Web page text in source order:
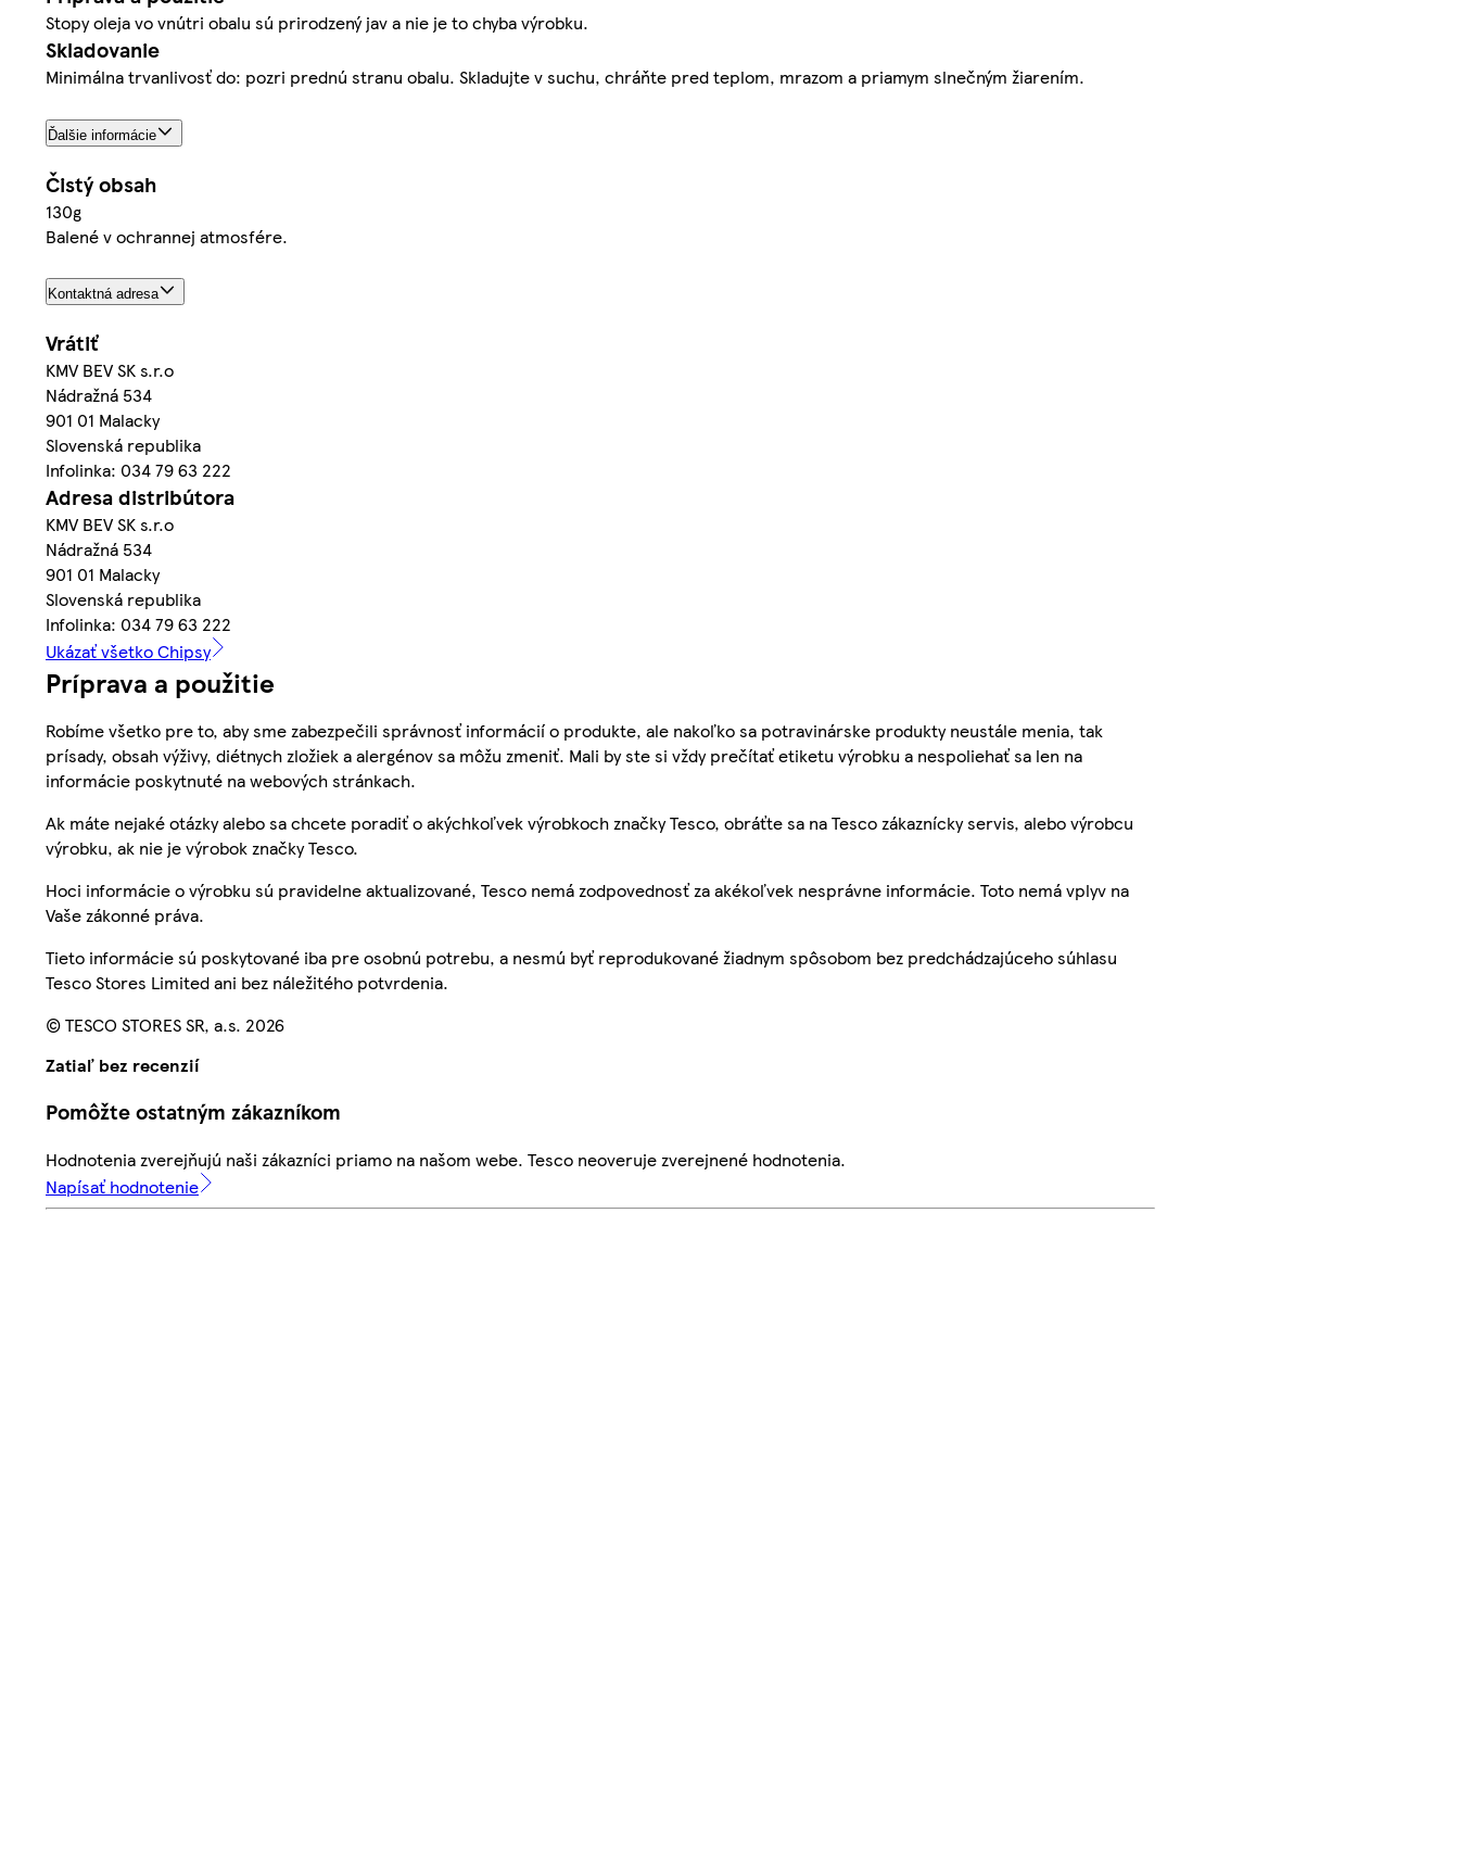
Stopy oleja vo vnútri obalu sú prirodzený jav a nie je to chyba výrobku.
Skladovanie
Minimálna trvanlivosť do: pozri prednú stranu obalu. Skladujte v suchu, chráňte pred teplom, mrazom a priamym slnečným žiarením.
Ďalšie informácie
Čistý obsah
130g
Balené v ochrannej atmosfére.
Kontaktná adresa
Vrátiť
KMV BEV SK s.r.o
Nádražná 534
901 01 Malacky
Slovenská republika
Infolinka: 034 79 63 222
Adresa distribútora
KMV BEV SK s.r.o
Nádražná 534
901 01 Malacky
Slovenská republika
Infolinka: 034 79 63 222
Ukázať všetko Chipsy
Príprava a použitie
Robíme všetko pre to, aby sme zabezpečili správnosť informácií o produkte, ale nakoľko sa potravinárske produkty neustále menia, tak
prísady, obsah výživy, diétnych zložiek a alergénov sa môžu zmeniť. Mali by ste si vždy prečítať etiketu výrobku a nespoliehať sa len na
informácie poskytnuté na webových stránkach.
Ak máte nejaké otázky alebo sa chcete poradiť o akýchkoľvek výrobkoch značky Tesco, obráťte sa na Tesco zákaznícky servis, alebo výrobcu
výrobku, ak nie je výrobok značky Tesco.
Hoci informácie o výrobku sú pravidelne aktualizované, Tesco nemá zodpovednosť za akékoľvek nesprávne informácie. Toto nemá vplyv na
Vaše zákonné práva.
Tieto informácie sú poskytované iba pre osobnú potrebu, a nesmú byť reprodukované žiadnym spôsobom bez predchádzajúceho súhlasu
Tesco Stores Limited ani bez náležitého potvrdenia.
© TESCO STORES SR, a.s. 2026
Zatiaľ bez recenzií
Pomôžte ostatným zákazníkom
Hodnotenia zverejňujú naši zákazníci priamo na našom webe. Tesco neoveruje zverejnené hodnotenia.
Napísať hodnotenie